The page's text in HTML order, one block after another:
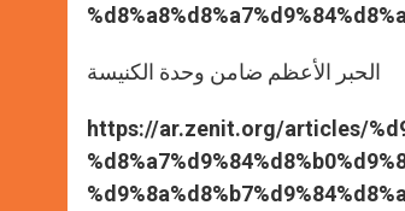
الحبر الأعظم ضامن وحدة الكنيسة
https://ar.zenit.org/articles/